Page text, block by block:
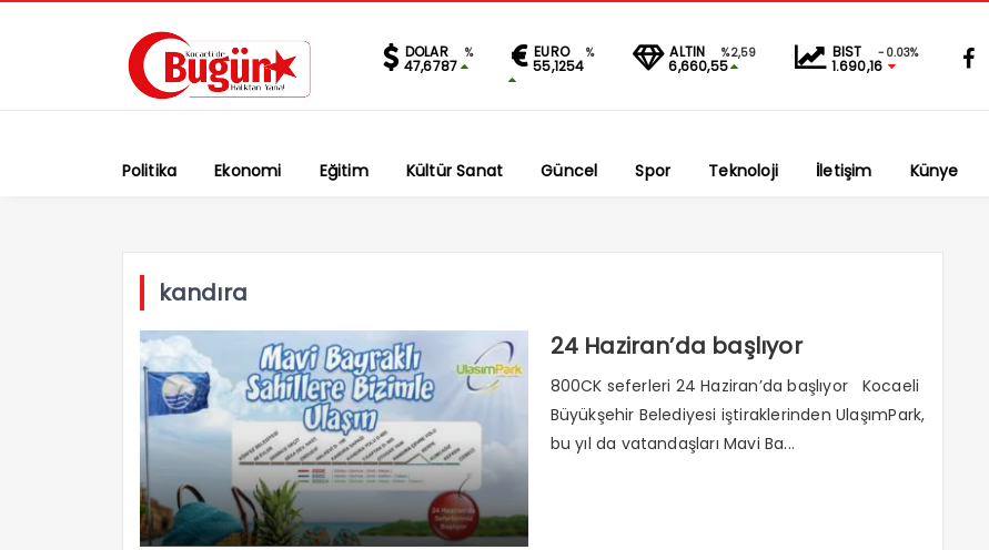
DOLAR %
47,6787
EURO %
55,1254
ALTIN %2,59
6,660,55
BIST -0.03%
1.690,16
Politika Ekonomi Eğitim Kültür Sanat Güncel Spor Teknoloji İletişim Künye
kandıra
24 Haziran’da başlıyor
800CK seferleri 24 Haziran’da başlıyor Kocaeli
Büyükşehir Belediyesi iştiraklerinden UlaşımPark,
bu yıl da vatandaşları Mavi Ba...